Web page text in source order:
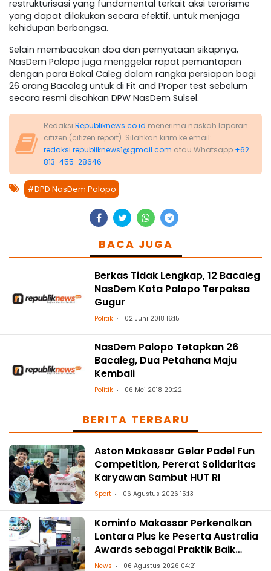
restrukturisasi yang fundamental terkait aksi terorisme
yang dapat dilakukan secara efektif, untuk menjaga
kehidupan berbangsa.
Selain membacakan doa dan pernyataan sikapnya,
NasDem Palopo juga menggelar rapat pemantapan
dengan para Bakal Caleg dalam rangka persiapan bagi
26 orang Bacaleg untuk di Fit and Proper test sebelum
secara resmi disahkan DPW NasDem Sulsel.
Redaksi Republiknews.co.id menerima naskah laporan
citizen (citizen report). Silahkan kirim ke email:
redaksi.republiknews1@gmail.com atau Whatsapp +62
813-455-28646
#DPD NasDem Palopo
BACA JUGA
Berkas Tidak Lengkap, 12 Bacaleg
NasDem Kota Palopo Terpaksa
Gugur
Politik 02 Juni 2018 16:15
NasDem Palopo Tetapkan 26
Bacaleg, Dua Petahana Maju
Kembali
Politik 06 Mei 2018 20:22
BERITA TERBARU
Aston Makassar Gelar Padel Fun
Competition, Pererat Solidaritas
Karyawan Sambut HUT RI
Sport 06 Agustus 2026 15:13
Kominfo Makassar Perkenalkan
Lontara Plus ke Peserta Australia
Awards sebagai Praktik Baik
Transformasi Digital
News 06 Agustus 2026 04:21